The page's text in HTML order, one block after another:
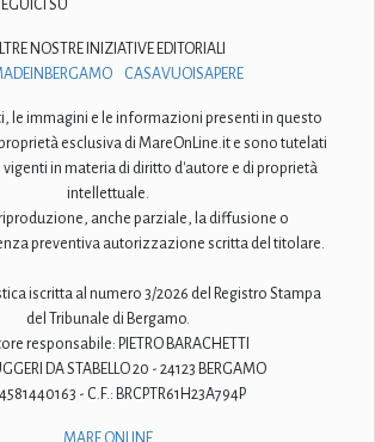
SU
NOSTRE INIZIATIVE EDITORIALI
CASAVUOISAPERE
le immagini e le informazioni presenti in questo
esclusiva di MareOnLine.it e sono tutelati
in materia di diritto d'autore e di proprietà
intellettuale.
riproduzione, anche parziale, la diffusione o
preventiva autorizzazione scritta del titolare.
iscritta al numero 3/2026 del Registro Stampa
del Tribunale di Bergamo.
responsabile: PIETRO BARACHETTI
DA STABELLO 20 - 24123 BERGAMO
- C.F.: BRCPTR61H23A794P
MARE ONLINE